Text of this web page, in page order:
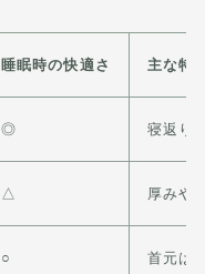
睡眠時の快適さ 主な特
◎ 寝返り
△ 厚みや
○ 首元は